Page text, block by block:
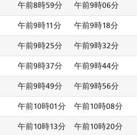
午前8時59分 午前9時06分
午前9時11分 午前9時18分
午前9時25分 午前9時32分
午前9時37分 午前9時44分
午前9時49分 午前9時56分
午前10時01分 午前10時08分
午前10時13分 午前10時20分